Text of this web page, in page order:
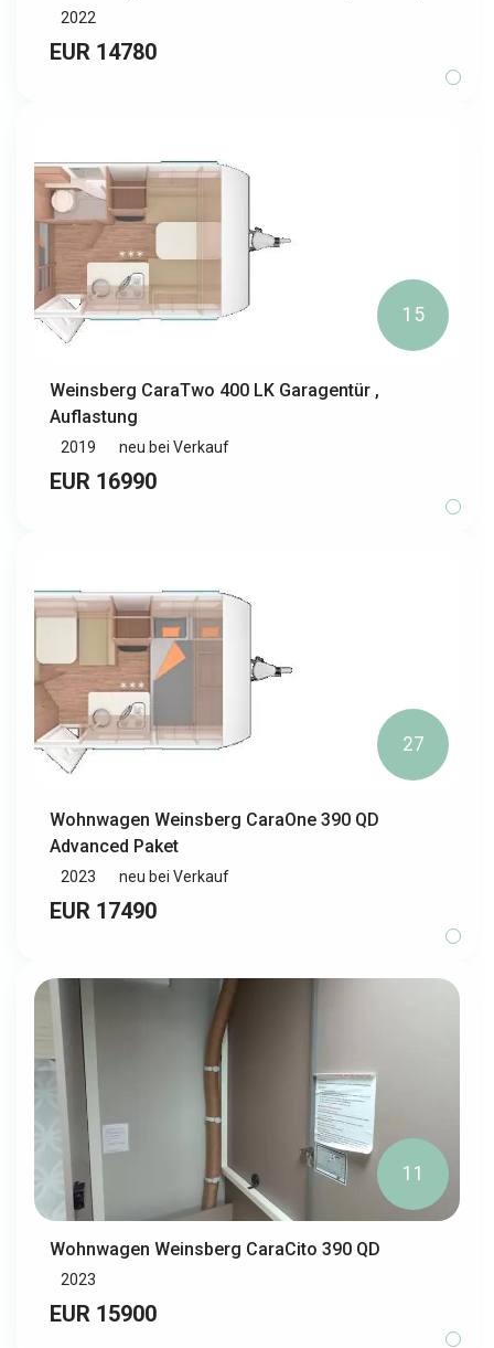
2022
EUR 14780
15
Weinsberg CaraTwo 400 LK Garagentür ,
Auflastung
2019 neu bei Verkauf
EUR 16990
27
Wohnwagen Weinsberg CaraOne 390 QD
Advanced Paket
2023 neu bei Verkauf
EUR 17490
11
Wohnwagen Weinsberg CaraCito 390 QD
2023
EUR 15900